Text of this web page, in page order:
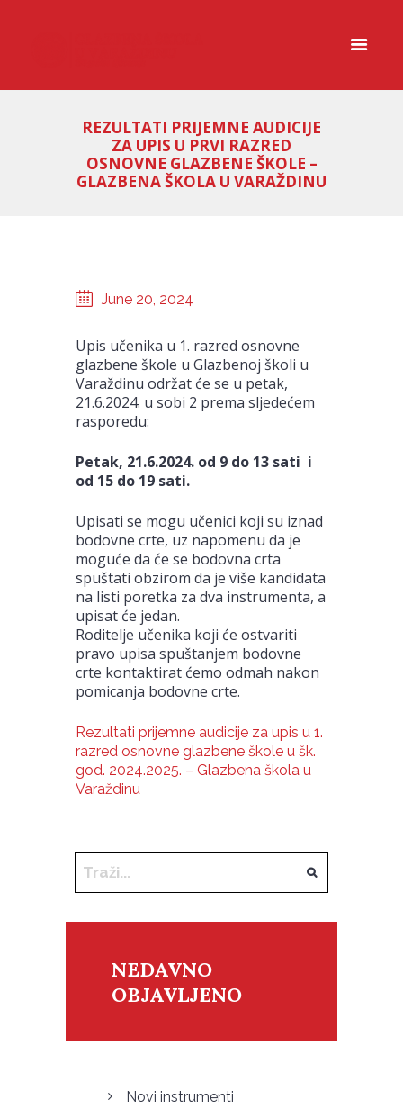
REZULTATI PRIJEMNE AUDICIJE
ZA UPIS U PRVI RAZRED
OSNOVNE GLAZBENE ŠKOLE –
GLAZBENA ŠKOLA U VARAŽDINU
June 20, 2024
Upis učenika u 1. razred osnovne
glazbene škole u Glazbenoj školi u
Varaždinu održat će se u petak,
21.6.2024. u sobi 2 prema sljedećem
rasporedu:
Petak, 21.6.2024. od 9 do 13 sati i
od 15 do 19 sati.
Upisati se mogu učenici koji su iznad
bodovne crte, uz napomenu da je
moguće da će se bodovna crta
spuštati obzirom da je više kandidata
na listi poretka za dva instrumenta, a
upisat će jedan.
Roditelje učenika koji će ostvariti
pravo upisa spuštanjem bodovne
crte kontaktirat ćemo odmah nakon
pomicanja bodovne crte.
Rezultati prijemne audicije za upis u 1.
razred osnovne glazbene škole u šk.
god. 2024.2025. – Glazbena škola u
Varaždinu
NEDAVNO
OBJAVLJENO
Novi instrumenti